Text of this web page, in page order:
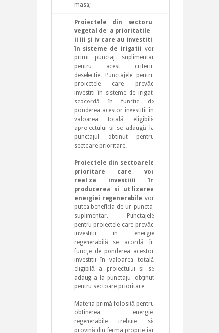
masa;
Proiectele din sectorul
vegetal de la prioritatile i
ii iii şi iv care au investitii
în sisteme de irigatii vor
primi punctaj suplimentar
pentru acest criteriu
deselectie. Punctajele pentru
proiectele care prevăd
investiti în sisteme de irigati
seacordă în functie de
ponderea acestor investitii în
valoarea totală eligibilă
aproiectului şi se adaugă la
punctajul obtinut pentru
sectoare prioritare.
Proiectele din sectoarele
prioritare care vor
realiza investitii în
producerea si utilizarea
energiei regenerabile vor
putea beneficia de un punctaj
suplimentar. Punctajele
pentru proiectele care prevăd
investitii în energie
regenerabilă se acordă în
funcţie de ponderea acestor
investitii în valoarea totală
eligibilă a proiectului şi se
adaug a la punctajul obţinut
pentru sectoare prioritare
Materia primă folosită pentru
obtinerea energiei
regenerabile trebuie să
provină din ferma proprie iar